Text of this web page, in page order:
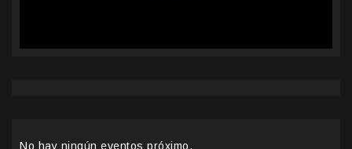
No hay ningún eventos próximo.